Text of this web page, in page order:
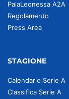
PalaLeonessa A2A
Regolamento
Press Area
STAGIONE
Calendario Serie A
Classifica Serie A